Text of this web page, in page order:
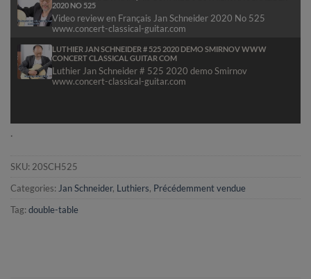
2020 NO 525
Video review en Français Jan Schneider 2020 No 525
www.concert-classical-guitar.com
Nous
read more »
LUTHIER JAN SCHNEIDER # 525 2020 DEMO SMIRNOV WWW
CONCERT CLASSICAL GUITAR COM
Luthier Jan Schneider # 525 2020 demo Smirnov
www.concert-classical-guitar.com
read more »
.
SKU: 20SCH525
Categories: Jan Schneider, Luthiers, Précédemment vendue
Tag: double-table